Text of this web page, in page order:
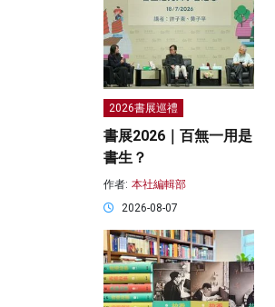
2026書展巡禮
書展2026｜百無一用是
書生？
作者: 本社編輯部
2026-08-07